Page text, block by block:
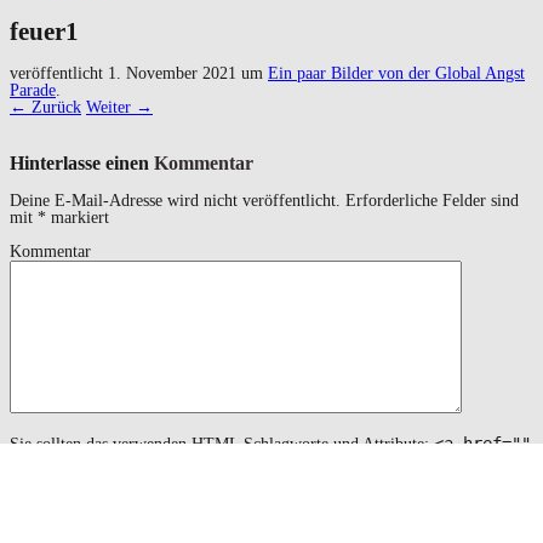
feuer1
veröffentlicht 1. November 2021 um Ein paar Bilder von der Global Angst
Parade.
← Zurück Weiter →
Hinterlasse einen Kommentar
Deine E-Mail-Adresse wird nicht veröffentlicht. Erforderliche Felder sind
mit * markiert
Kommentar
Sie sollten das verwendenHTMLSchlagworte und Attribute:<a href=""